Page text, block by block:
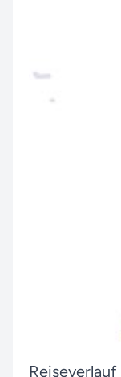
Reiseverlauf